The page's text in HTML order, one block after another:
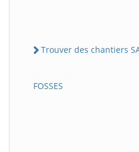
Trouver des chantiers
FOSSES